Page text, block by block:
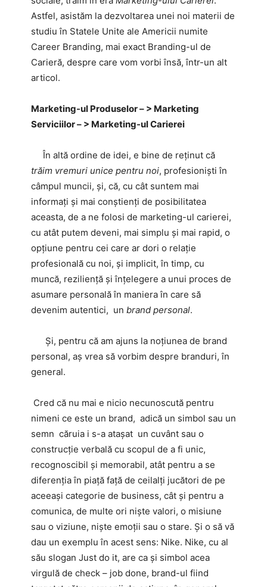
Astfel, asistăm la dezvoltarea unei noi materii de
studiu în Statele Unite ale Americii numite
Career Branding, mai exact Branding-ul de
Carieră, despre care vom vorbi însă, într-un alt
articol.
Marketing-ul Produselor – > Marketing
Serviciilor – > Marketing-ul Carierei
În altă ordine de idei, e bine de reținut că
trăim vremuri unice pentru noi, profesioniști în
câmpul muncii, și, că, cu cât suntem mai
informați și mai conștienți de posibilitatea
aceasta, de a ne folosi de marketing-ul carierei,
cu atât putem deveni, mai simplu și mai rapid, o
opțiune pentru cei care ar dori o relație
profesională cu noi, și implicit, în timp, cu
muncă, reziliență și înțelegere a unui proces de
asumare personală în maniera în care să
devenim autentici, un brand personal.
Și, pentru că am ajuns la noțiunea de brand
personal, aș vrea să vorbim despre branduri, în
general.
Cred că nu mai e nicio necunoscută pentru
nimeni ce este un brand, adică un simbol sau un
semn căruia i s-a atașat un cuvânt sau o
construcție verbală cu scopul de a fi unic,
recognoscibil și memorabil, atât pentru a se
diferenția în piață față de ceilalți jucători de pe
aceeași categorie de business, cât și pentru a
comunica, de multe ori niște valori, o misiune
sau o viziune, niște emoții sau o stare. Și o să vă
dau un exemplu în acest sens: Nike. Nike, cu al
său slogan Just do it, are ca și simbol acea
virgulă de check – job done, brand-ul fiind